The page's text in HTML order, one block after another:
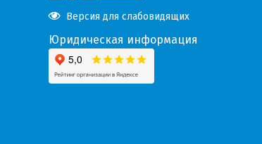
Версия для слабовидящих
Юридическая информация